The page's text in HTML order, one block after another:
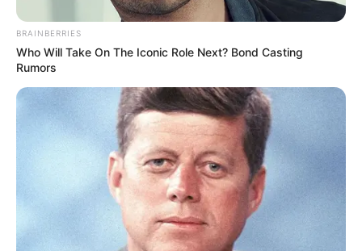
considerando quesu pareja podría sentirse abrumada
por la fama o popularidadque ella tiene.
"Mi novio es mi fan número uno. De hecho, ayer voló
mensaje que tengo es que una relación siempre debe ser
algo lindo, debe ser un espacio seguro; la persona que
tengamos a nuestro lado debe ser alguien que nos apoye,
que crea en nosotros y en nuestros sueños, y sobre todo,
que nos ayude a cumplirlos".
A pesar de que fue una respuesta llena de sentimiento,
parece que no fue suficiente, pues muchos se
BRAINBERRIES
Who Will Take On The Iconic Role Next? Bond Casting
Rumors